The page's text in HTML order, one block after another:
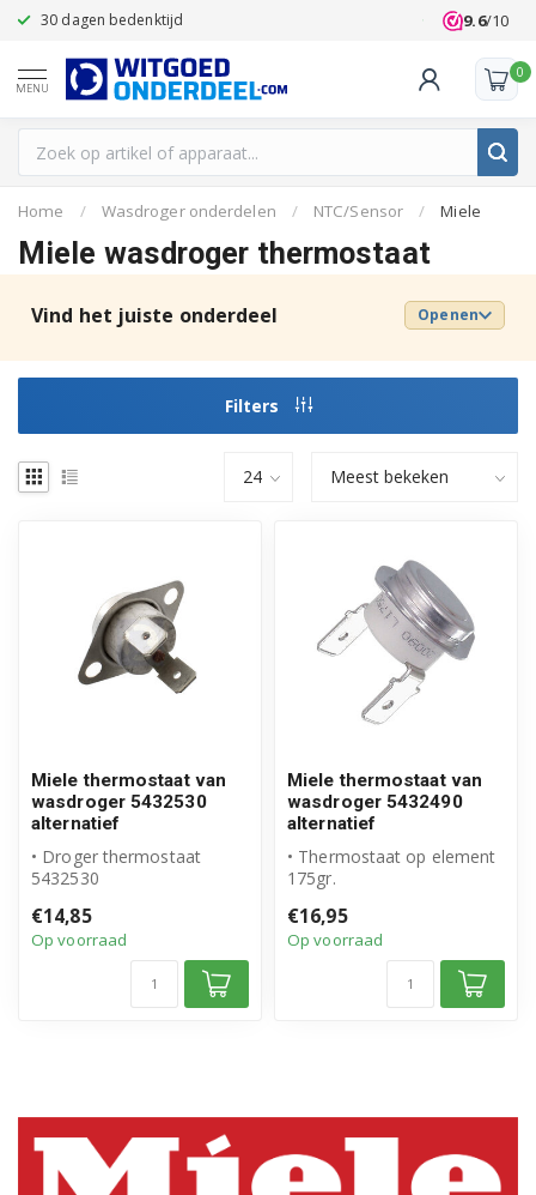
30 dagen bedenktijd Klanten
9.6/10
MENU
0
Home / Wasdroger onderdelen / NTC/Sensor / Miele
Miele wasdroger thermostaat
Vind het juiste onderdeel Openen
Filters
Miele thermostaat van
wasdroger 5432530
alternatief
• Droger thermostaat
5432530
• Hoogwaardig alternatief
v...
€14,85
Op voorraad
Miele thermostaat van
wasdroger 5432490
alternatief
• Thermostaat op element
175gr.
• Hoogwaardig alternatie...
€16,95
Op voorraad